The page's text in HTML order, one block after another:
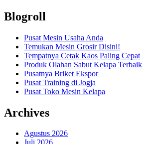
Blogroll
Pusat Mesin Usaha Anda
Temukan Mesin Grosir Disini!
Tempatnya Cetak Kaos Paling Cepat
Produk Olahan Sabut Kelapa Terbaik
Pusatnya Briket Ekspor
Pusat Training di Jogja
Pusat Toko Mesin Kelapa
Archives
Agustus 2026